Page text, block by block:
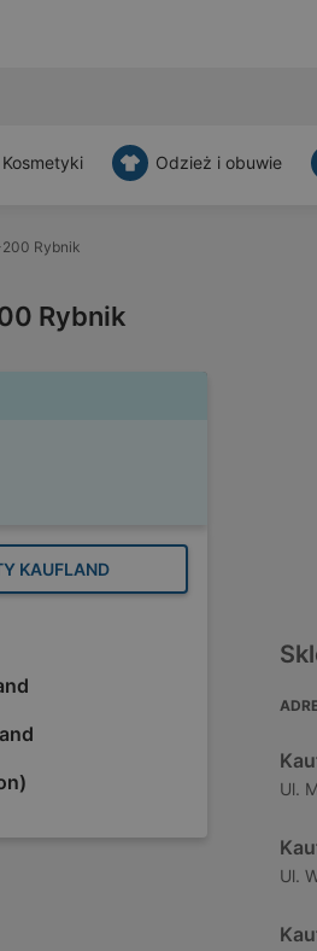
Kosmetyki Odzież i obuwie
Rybnik
Rybnik
KAUFLAND
Ul.
Ul.